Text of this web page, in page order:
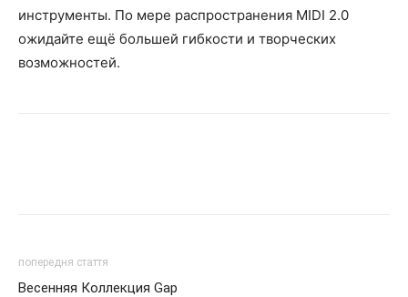
инструменты. По мере распространения MIDI 2.0
ожидайте ещё большей гибкости и творческих
возможностей.
попередня стаття
Весенняя Коллекция Gap